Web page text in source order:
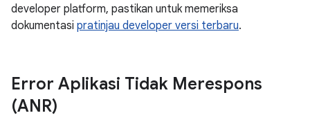
developer platform, pastikan untuk memeriksa
dokumentasi pratinjau developer versi terbaru.
Error Aplikasi Tidak Merespons
(ANR)